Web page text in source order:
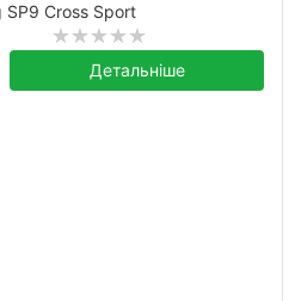
SP9 Cross Sport
Детальніше